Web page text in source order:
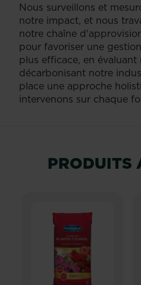
Nous surveillons et
notre impact, et nous
notre chaîne
pour favoriser une
plus efficace, en évaluant
décarbonisant notre
place une approche
intervenons sur chaque
PRODUITS